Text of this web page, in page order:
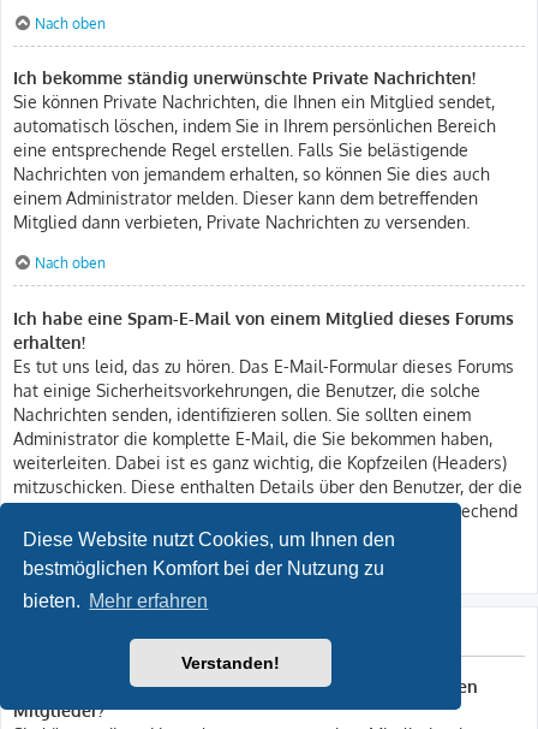
Diese Website nutzt Cookies, um Ihnen den
bestmöglichen Komfort bei der Nutzung zu
bieten. Mehr erfahren
Verstanden!
Nach oben
Ich bekomme ständig unerwünschte Private Nachrichten!
Sie können Private Nachrichten, die Ihnen ein Mitglied sendet,
automatisch löschen, indem Sie in Ihrem persönlichen Bereich
eine entsprechende Regel erstellen. Falls Sie belästigende
Nachrichten von jemandem erhalten, so können Sie dies auch
einem Administrator melden. Dieser kann dem betreffenden
Mitglied dann verbieten, Private Nachrichten zu versenden.
Nach oben
Ich habe eine Spam-E-Mail von einem Mitglied dieses Forums
erhalten!
Es tut uns leid, das zu hören. Das E-Mail-Formular dieses Forums
hat einige Sicherheitsvorkehrungen, die Benutzer, die solche
Nachrichten senden, identifizieren sollen. Sie sollten einem
Administrator die komplette E-Mail, die Sie bekommen haben,
weiterleiten. Dabei ist es ganz wichtig, die Kopfzeilen (Headers)
mitzuschicken. Diese enthalten Details über den Benutzer, der die
E-Mail verschickt hat. Der Administrator kann dann entsprechend
reagieren.
Nach oben
Freunde und ignorierte Mitglieder
Wozu benötige ich die Listen der Freunde und ignorierten
Mitglieder?